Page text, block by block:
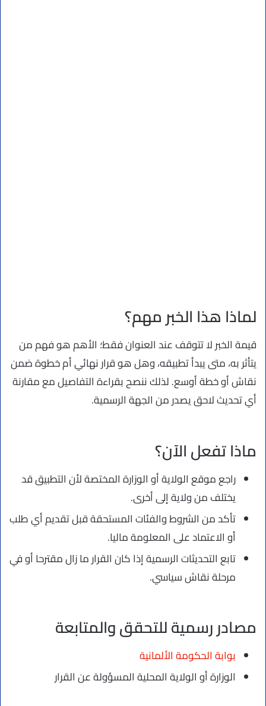
لماذا هذا الخبر مهم؟
قيمة الخبر لا تتوقف عند العنوان فقط؛ الأهم هو فهم من
يتأثر به، متى يبدأ تطبيقه، وهل هو قرار نهائي أم خطوة ضمن
نقاش أو خطة أوسع. لذلك ننصح بقراءة التفاصيل مع مقارنة
أي تحديث لاحق يصدر من الجهة الرسمية.
ماذا تفعل الآن؟
راجع موقع الولاية أو الوزارة المختصة لأن التطبيق قد
يختلف من ولاية إلى أخرى.
تأكد من الشروط والفئات المستحقة قبل تقديم أي طلب
أو الاعتماد على المعلومة ماليا.
تابع التحديثات الرسمية إذا كان القرار ما زال مقترحا أو في
مرحلة نقاش سياسي.
مصادر رسمية للتحقق والمتابعة
بوابة الحكومة الألمانية
الوزارة أو الولاية المحلية المسؤولة عن القرار